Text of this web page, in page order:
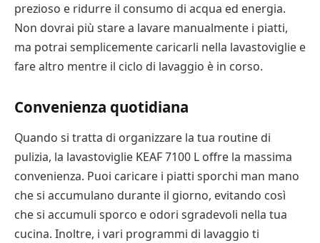
prezioso e ridurre il consumo di acqua ed energia.
Non dovrai più stare a lavare manualmente i piatti,
ma potrai semplicemente caricarli nella lavastoviglie e
fare altro mentre il ciclo di lavaggio è in corso.
Convenienza quotidiana
Quando si tratta di organizzare la tua routine di
pulizia, la lavastoviglie KEAF 7100 L offre la massima
convenienza. Puoi caricare i piatti sporchi man mano
che si accumulano durante il giorno, evitando così
che si accumuli sporco e odori sgradevoli nella tua
cucina. Inoltre, i vari programmi di lavaggio ti